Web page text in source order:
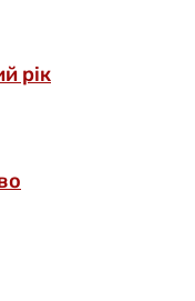
рік